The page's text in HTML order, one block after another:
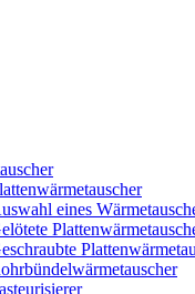
eines